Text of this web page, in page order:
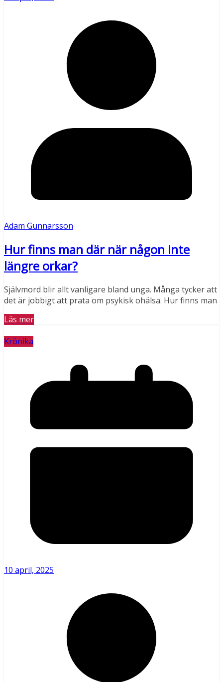
Adam Gunnarsson
Hur finns man där när någon inte
längre orkar?
Självmord blir allt vanligare bland unga. Många tycker att
det är jobbigt att prata om psykisk ohälsa. Hur finns man
Läs mer
Krönika
10 april, 2025